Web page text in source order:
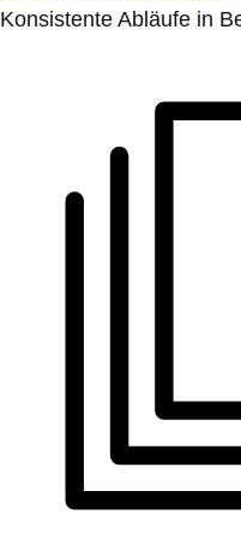
Konsistente Abläufe in